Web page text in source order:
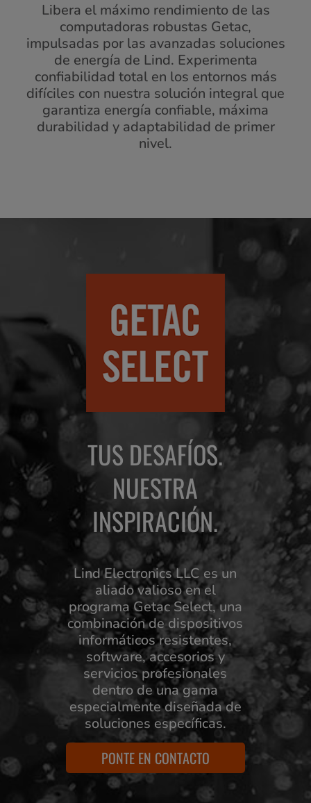
Libera el máximo rendimiento de las
computadoras robustas Getac,
impulsadas por las avanzadas soluciones
de energía de Lind. Experimenta
confiabilidad total en los entornos más
difíciles con nuestra solución integral que
garantiza energía confiable, máxima
durabilidad y adaptabilidad de primer
nivel.
TUS DESAFÍOS.
NUESTRA
INSPIRACIÓN.
Lind Electronics LLC es un
aliado valioso en el
programa Getac Select, una
combinación de dispositivos
informáticos resistentes,
software, accesorios y
servicios profesionales
dentro de una gama
especialmente diseñada de
soluciones específicas.
PONTE EN CONTACTO